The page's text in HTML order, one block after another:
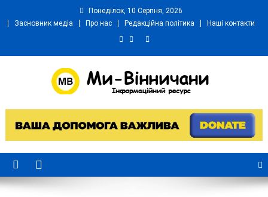
Понеділок, 10 Серпня, 2026
Засновник медіа
Про нас Редакційна політика Наші контакти
Ми Вінничани